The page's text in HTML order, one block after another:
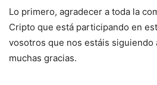
Lo primero, agradecer a toda la
Cripto que está participando en
vosotros que nos estáis siguiendo
muchas gracias.